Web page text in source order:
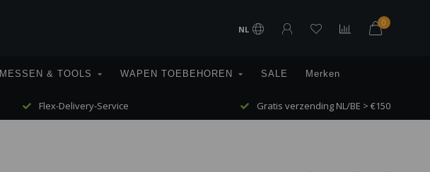
NL
0
MESSEN & TOOLS WAPEN TOEBEHOREN SALE Merken
Flex-Delivery-Service Gratis verzending NL/BE > €150